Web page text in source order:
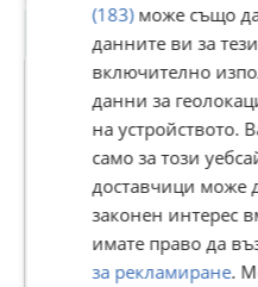
В Bazar.BG от
Последно
339
(183)може също
данните ви за
включително
данни за
на устройството.
само за този
доставчици може
законен интерес
имате право да
за рекламиране.